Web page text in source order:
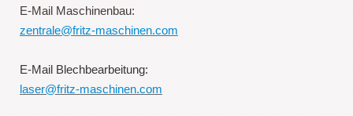
E-Mail Maschinenbau:
zentrale@fritz-maschinen.com
E-Mail Blechbearbeitung:
laser@fritz-maschinen.com